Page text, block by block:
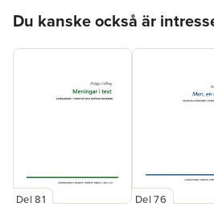
och EU-
Du kanske också är
Del 81 Del 76